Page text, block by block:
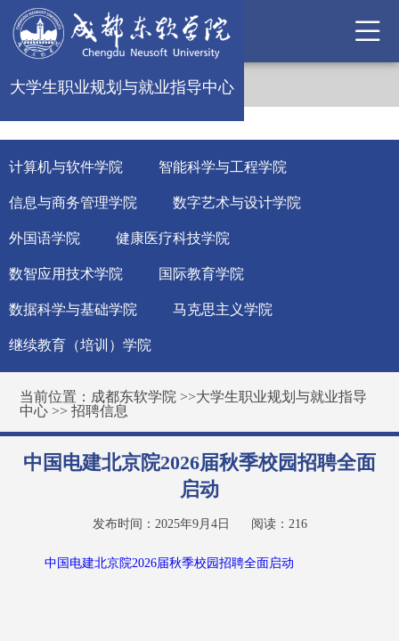
大学生职业规划与就业指导中心
计算机与软件学院 智能科学与工程学院
信息与商务管理学院 数字艺术与设计学院
外国语学院 健康医疗科技学院
数智应用技术学院 国际教育学院
数据科学与基础学院 马克思主义学院
继续教育（培训）学院
当前位置： 成都东软学院 >>大学生职业规划与就业指导
中心 >>招聘信息
中国电建北京院2026届秋季校园招聘全面
启动
发布时间：2025年9月4日 阅读： 216
中国电建北京院2026届秋季校园招聘全面启动